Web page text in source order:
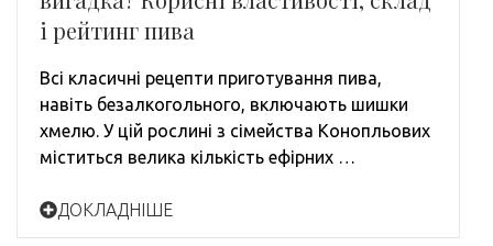
і рейтинг пива
Всі класичні рецепти приготування пива,
навіть безалкогольного, включають шишки
хмелю. У цій рослині з сімейства Конопльових
міститься велика кількість ефірних …
ДОКЛАДНІШЕ